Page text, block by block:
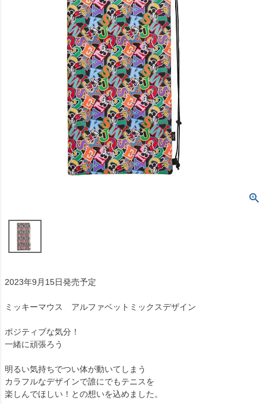
2023年9月15日発売予定
ミッキーマウス アルファベットミックスデザイン
ポジティブな気分！
一緒に頑張ろう
明るい気持ちでつい体が動いてしまう
カラフルなデザインで誰にでもテニスを
楽しんでほしい！との想いを込めました。